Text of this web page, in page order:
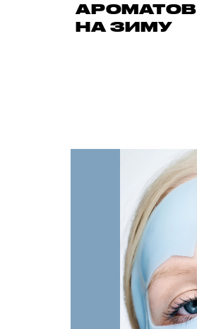
АРОМАТОВ
НА ЗИМУ